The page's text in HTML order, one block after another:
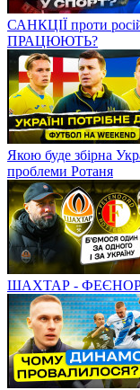
САНКЦІЇ проти
ПРАЦЮЮТЬ?
Якою буде збірна
проблеми Ротаня
ШАХТАР -